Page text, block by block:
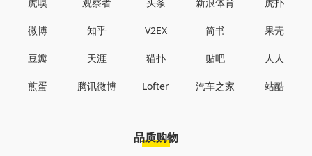
微博 知乎 V2EX 简书 果壳
豆瓣 天涯 猫扑 贴吧 人人
煎蛋 腾讯微博 Lofter 汽车之家 站酷
品质购物